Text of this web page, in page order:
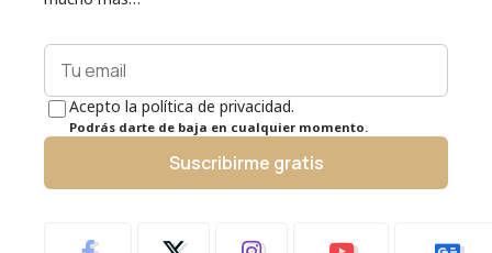
Acepto la política de privacidad.
Podrás darte de baja en cualquier momento.
Suscribirme gratis